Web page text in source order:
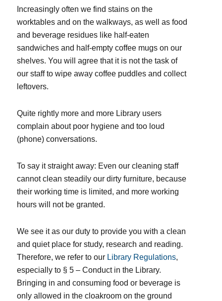
Increasingly often we find stains on the
worktables and on the walkways, as well as food
and beverage residues like half-eaten
sandwiches and half-empty coffee mugs on our
shelves. You will agree that it is not the task of
our staff to wipe away coffee puddles and collect
leftovers.
Quite rightly more and more Library users
complain about poor hygiene and too loud
(phone) conversations.
To say it straight away: Even our cleaning staff
cannot clean steadily our dirty furniture, because
their working time is limited, and more working
hours will not be granted.
We see it as our duty to provide you with a clean
and quiet place for study, research and reading.
Therefore, we refer to our Library Regulations,
especially to § 5 – Conduct in the Library.
Bringing in and consuming food or beverage is
only allowed in the cloakroom on the ground